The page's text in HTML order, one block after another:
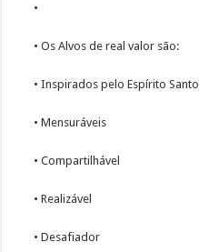
•
• Os Alvos de real valor são:
• Inspirados pelo Espírito Santo
• Mensuráveis
• Compartilhável
• Realizável
• Desafiador